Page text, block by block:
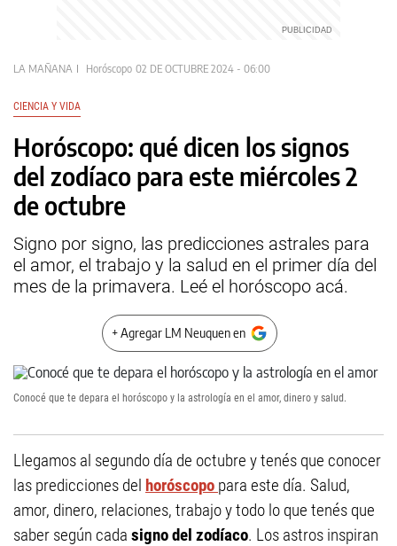
LA MAÑANA Horóscopo 02 DE OCTUBRE 2024 - 06:00
CIENCIA Y VIDA
Horóscopo: qué dicen los signos
del zodíaco para este miércoles 2
de octubre
Signo por signo, las predicciones astrales para
el amor, el trabajo y la salud en el primer día del
mes de la primavera. Leé el horóscopo acá.
+ Agregar LM Neuquen en
Conocé que te depara el horóscopo y la astrología en el amor, dinero y salud.
Llegamos al segundo día de octubre y tenés que conocer
las predicciones del horóscopo para este día. Salud,
amor, dinero, relaciones, trabajo y todo lo que tenés que
saber según cada signo del zodíaco. Los astros inspiran